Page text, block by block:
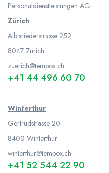
Personaldienstleistungen AG
Zürich
Albisriederstrasse 252
8047 Zürich
zuerich@tempox.ch
+41 44 496 60 70
Winterthur
Gertrudstrasse 20
8400 Winterthur
winterthur@tempox.ch
+41 52 544 22 90